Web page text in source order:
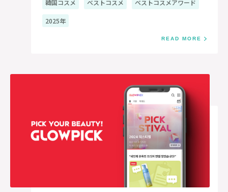
韓国コスメ ベストコスメ ベストコスメアワード
2025年
READ MORE